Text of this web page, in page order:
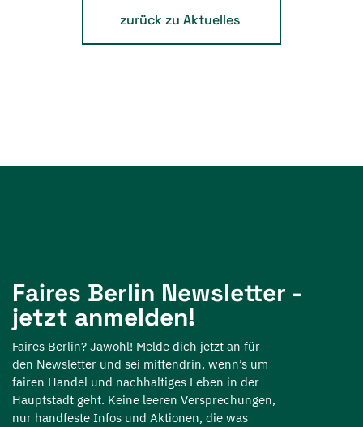
zurück zu Aktuelles
Faires Berlin Newsletter -
jetzt anmelden!
Faires Berlin? Jawohl! Melde dich jetzt an für
den Newsletter und sei mittendrin, wenn’s um
fairen Handel und nachhaltiges Leben in der
Hauptstadt geht. Keine leeren Versprechungen,
nur handfeste Infos und Aktionen, die was